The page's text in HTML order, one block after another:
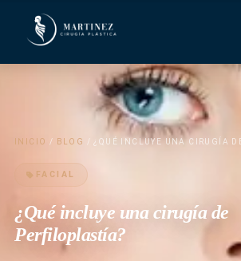
INICIO / BLOG / ¿QUÉ INCLUYE UNA CIRUGÍA
FACIAL
¿Qué incluye una cirugía de
Perfiloplastía?